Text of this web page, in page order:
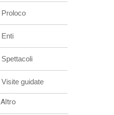
Proloco
Enti
Spettacoli
Visite guidate
Altro